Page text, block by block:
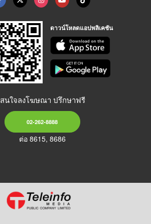
ดาวน์โหลดแอปพลิเคชัน
สนใจลงโฆษณา ปรึกษาฟรี
02-262-8888
ต่อ 8615, 8686